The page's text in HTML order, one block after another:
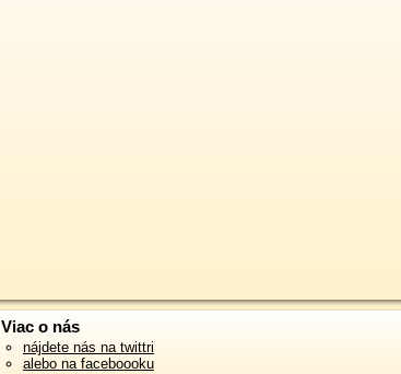
Viac o nás
nájdete nás na twittri
alebo na faceboooku